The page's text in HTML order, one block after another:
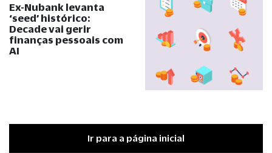
Ex-Nubank levanta
‘seed’ histórico:
Decade vai gerir
finanças pessoais com
AI
Ir para a página inicial